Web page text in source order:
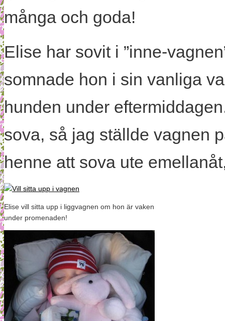
många och goda!
Elise har sovit i ”inne-
somnade hon i sin vanliga
hunden under
sova, så jag ställde vagnen
henne att sova ute
Elise vill sitta upp i liggvagnen om hon är vaken
under promenaden!